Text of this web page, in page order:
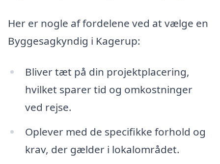
Her er nogle af fordelene ved at vælge en
Byggesagkyndig i Kagerup:
Bliver tæt på din projektplacering,
hvilket sparer tid og omkostninger
ved rejse.
Oplever med de specifikke forhold og
krav, der gælder i lokalområdet.